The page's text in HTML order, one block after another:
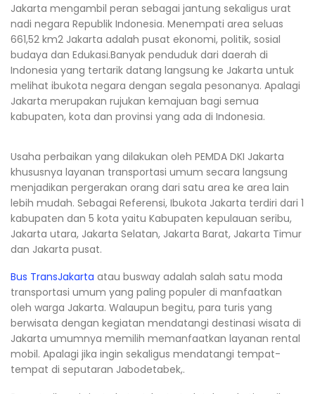
Jakarta mengambil peran sebagai jantung sekaligus urat
nadi negara Republik Indonesia. Menempati area seluas
661,52 km2 Jakarta adalah pusat ekonomi, politik, sosial
budaya dan Edukasi.Banyak penduduk dari daerah di
Indonesia yang tertarik datang langsung ke Jakarta untuk
melihat ibukota negara dengan segala pesonanya. Apalagi
Jakarta merupakan rujukan kemajuan bagi semua
kabupaten, kota dan provinsi yang ada di Indonesia.
Usaha perbaikan yang dilakukan oleh PEMDA DKI Jakarta
khususnya layanan transportasi umum secara langsung
menjadikan pergerakan orang dari satu area ke area lain
lebih mudah. Sebagai Referensi, Ibukota Jakarta terdiri dari 1
kabupaten dan 5 kota yaitu Kabupaten kepulauan seribu,
Jakarta utara, Jakarta Selatan, Jakarta Barat, Jakarta Timur
dan Jakarta pusat.
Bus TransJakarta atau busway adalah salah satu moda
transportasi umum yang paling populer di manfaatkan
oleh warga Jakarta. Walaupun begitu, para turis yang
berwisata dengan kegiatan mendatangi destinasi wisata di
Jakarta umumnya memilih memanfaatkan layanan rental
mobil. Apalagi jika ingin sekaligus mendatangi tempat-
tempat di seputaran Jabodetabek,.